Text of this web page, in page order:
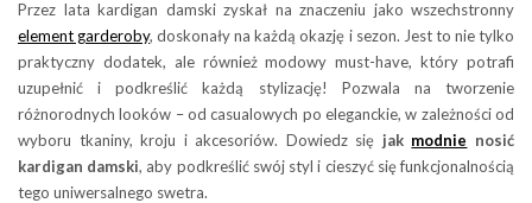
Przez lata kardigan damski zyskał na znaczeniu jako wszechstronny
element garderoby, doskonały na każdą okazję i sezon. Jest to nie tylko
praktyczny dodatek, ale również modowy must-have, który potrafi
uzupełnić i podkreślić każdą stylizację! Pozwala na tworzenie
różnorodnych looków – od casualowych po eleganckie, w zależności od
wyboru tkaniny, kroju i akcesoriów. Dowiedz się jak modnie nosić
kardigan damski, aby podkreślić swój styl i cieszyć się funkcjonalnością
tego uniwersalnego swetra.